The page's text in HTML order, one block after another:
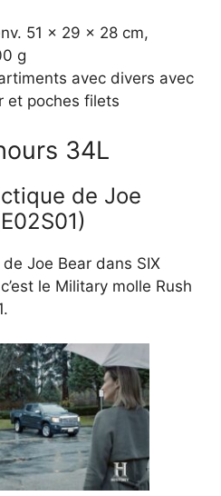
51 x 29 x 28 cm,
g
avec divers avec
et poches filets
34L
de Joe
Joe Bear dans SIX
le Military molle Rush